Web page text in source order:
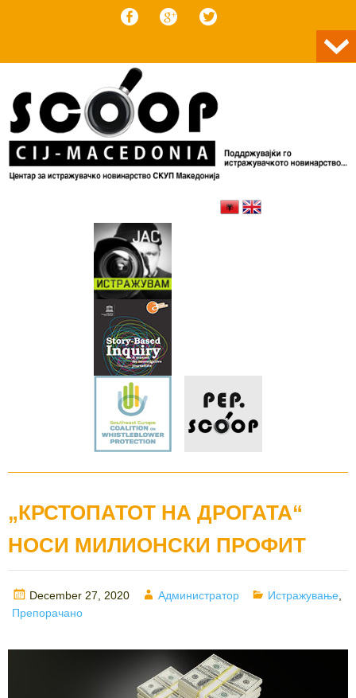
„КРСТОПАТОТ НА ДРОГАТА“
НОСИ МИЛИОНСКИ ПРОФИТ
Posted
on
December 27, 2020 Author
Администратор Categories
Истражување
Препорачано